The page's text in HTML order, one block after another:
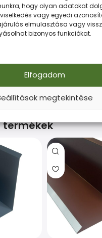
hogy olyan adatokat
vagy egyedi
elmulasztása vagy
bizonyos funkciókat.
Elfogadom
megtekintése
változások hatásait,
alkalmaztunk, amely
táguljanak vagy
a feszültség
és szívóerejének, így
élettartamú működést.
termékek